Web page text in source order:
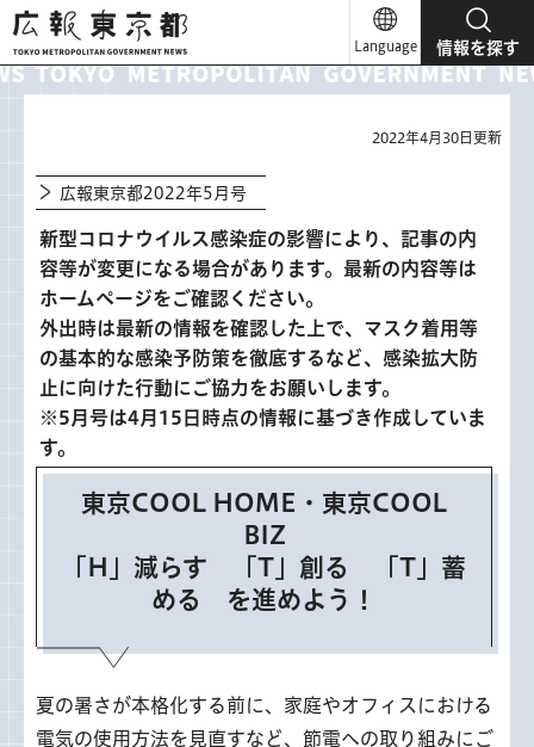
広報東京都
Language 情報を探す
2022年4月30日更新
広報東京都2022年5月号
新型コロナウイルス感染症の影響により、記事の内
容等が変更になる場合があります。最新の内容等は
ホームページをご確認ください。
外出時は最新の情報を確認した上で、マスク着用等
の基本的な感染予防策を徹底するなど、感染拡大防
止に向けた行動にご協力をお願いします。
※5月号は4月15日時点の情報に基づき作成していま
す。
東京COOL HOME・東京COOL
BIZ
「H」減らす 「T」創る 「T」蓄
める を進めよう！
夏の暑さが本格化する前に、家庭やオフィスにおける
電気の使用方法を見直すなど、節電への取り組みにご